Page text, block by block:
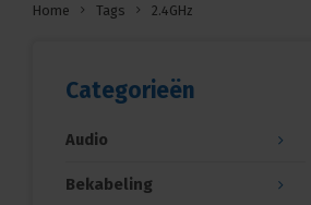
Home Tags 2.4GHz
Categorieën
Audio
Bekabeling